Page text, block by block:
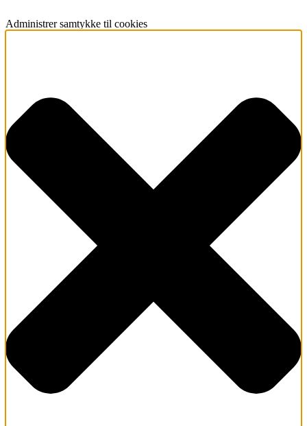
Administrer samtykke til cookies